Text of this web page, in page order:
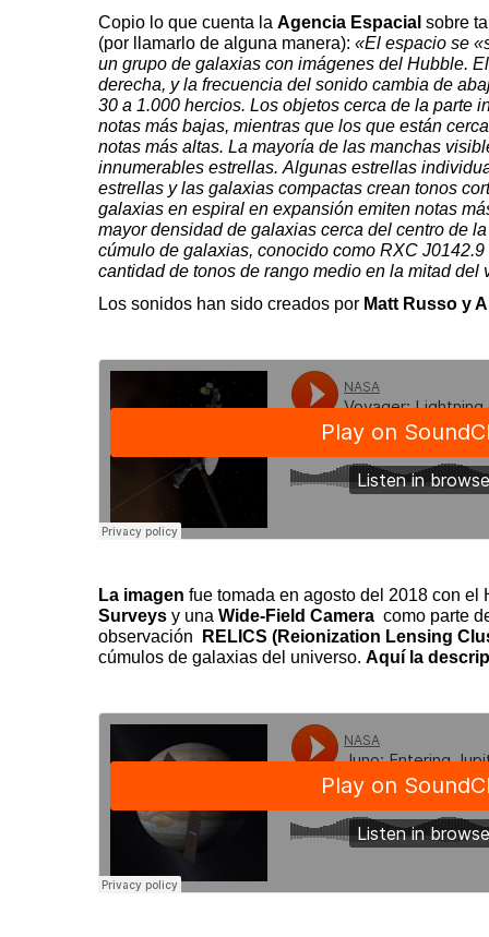
Copio lo que cuenta la Agencia Espacial sobre
(por llamarlo de alguna manera): «El espacio se
un grupo de galaxias con imágenes del Hubble.
derecha, y la frecuencia del sonido cambia de
30 a 1.000 hercios. Los objetos cerca de la parte
notas más bajas, mientras que los que están
notas más altas. La mayoría de las manchas
innumerables estrellas. Algunas estrellas
estrellas y las galaxias compactas crean tonos
galaxias en espiral en expansión emiten notas
mayor densidad de galaxias cerca del centro de
cúmulo de galaxias, conocido como RXC
cantidad de tonos de rango medio en la mitad del
Los sonidos han sido creados por Matt Russo y
La imagen fue tomada en agosto del 2018 con el
Surveys y una Wide-Field Camera como parte
observación RELICS (Reionization Lensing
cúmulos de galaxias del universo. Aquí la